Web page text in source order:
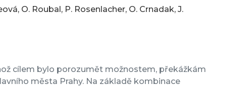
O. Roubal, P. Rosenlacher, O. Crnadak, J.
cílem bylo porozumět možnostem, překážkám
města Prahy. Na základě kombinace